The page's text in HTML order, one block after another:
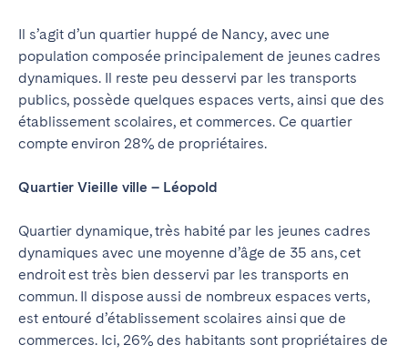
Il s’agit d’un quartier huppé de Nancy, avec une
population composée principalement de jeunes cadres
dynamiques. Il reste peu desservi par les transports
publics, possède quelques espaces verts, ainsi que des
établissement scolaires, et commerces. Ce quartier
compte environ 28% de propriétaires.
Quartier Vieille ville – Léopold
Quartier dynamique, très habité par les jeunes cadres
dynamiques avec une moyenne d’âge de 35 ans, cet
endroit est très bien desservi par les transports en
commun. Il dispose aussi de nombreux espaces verts,
est entouré d’établissement scolaires ainsi que de
commerces. Ici, 26% des habitants sont propriétaires de